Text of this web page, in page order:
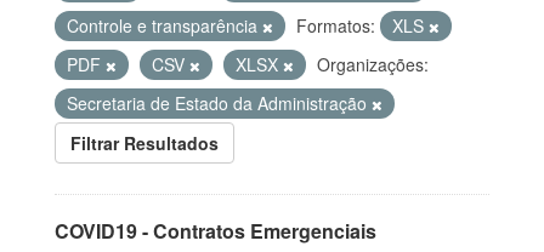
Controle e transparência
Formatos:
XLS
PDF
CSV XLSX
Organizações:
Secretaria de Estado da Administração
Filtrar Resultados
COVID19 - Contratos Emergenciais